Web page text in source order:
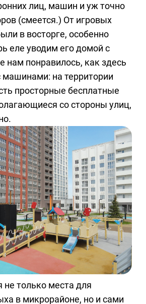
лиц, машин и уж точно
(смеется.) От игровых
в восторге, особенно
еле уводим его домой с
нам понравилось, как здесь
машинами: на территории
просторные бесплатные
со стороны улиц,
только места для
в микрорайоне, но и сами